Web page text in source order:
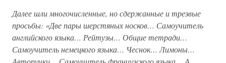
Далее шли многочисленные, но сдержанные и трезвые
просьбы: «Две пары шерстяных носков… Самоучитель
английского языка… Рейтузы… Общие тетради…
Самоучитель немецкого языка… Чеснок… Лимоны…